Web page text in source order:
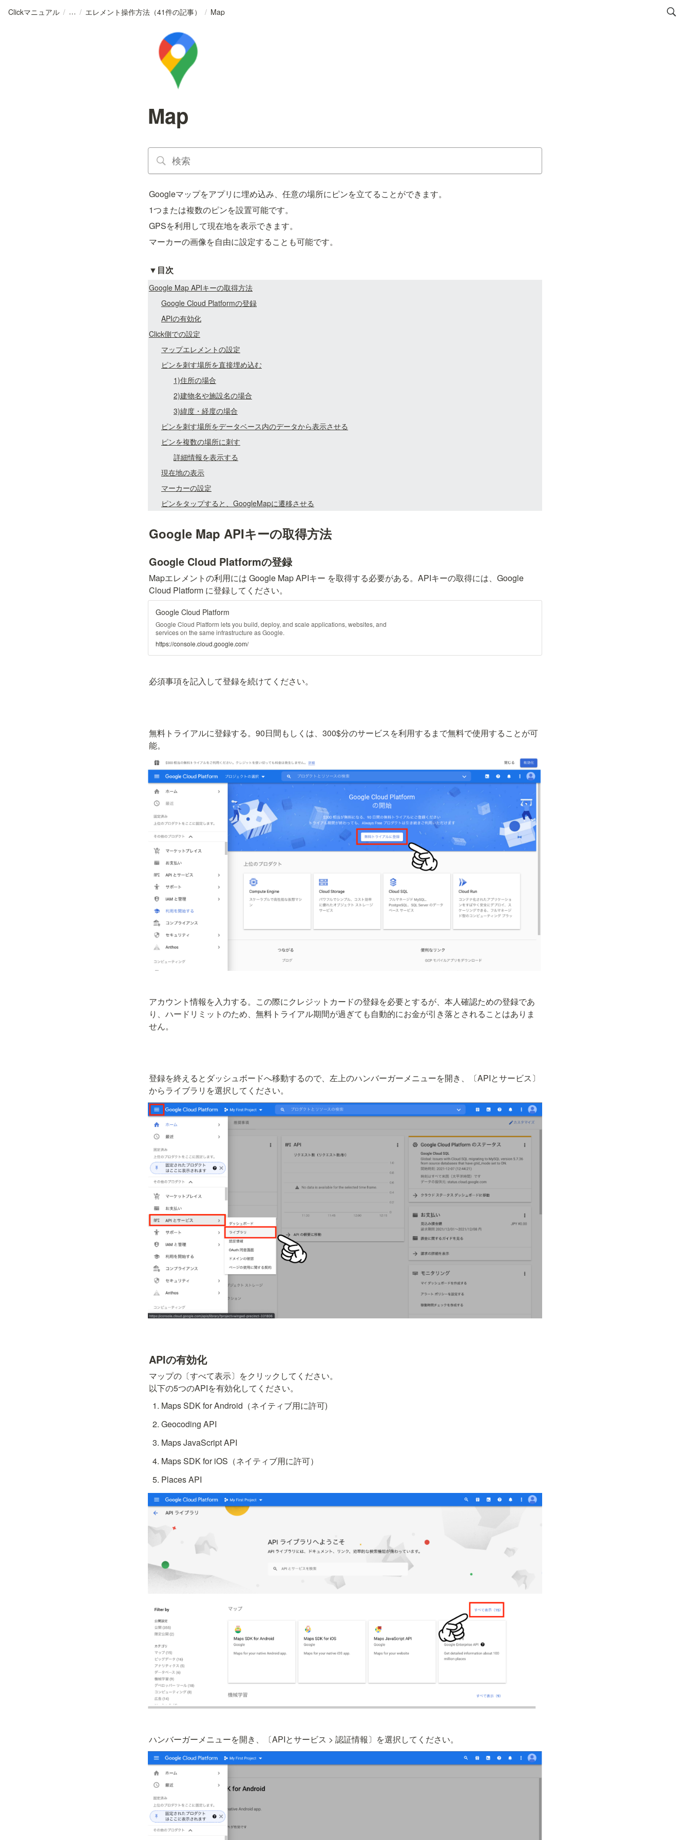
Clickマニュアル / / エレメント操作方法（41件の記事） / Map
Map
Googleマップをアプリに埋め込み、任意の場所にピンを立てることができます。
1つまたは複数のピンを設置可能です。
GPSを利用して現在地を表示できます。
マーカーの画像を自由に設定することも可能です。
▼ 目次
Google Map APIキーの取得方法
Google Cloud Platformの登録
APIの有効化
Click側での設定
マップエレメントの設定
ピンを刺す場所を直接埋め込む
1)住所の場合
2)建物名や施設名の場合
3)緯度・経度の場合
ピンを刺す場所をデータベース内のデータから表示させる
ピンを複数の場所に刺す
詳細情報を表示する
現在地の表示
マーカーの設定
ピンをタップすると、GoogleMapに遷移させる
Google Map APIキーの取得方法
Google Cloud Platformの登録
Mapエレメントの利用には Google Map APIキー を取得する必要がある。APIキーの取得には、Google
Cloud Platform に登録してください。
Google Cloud Platform
Google Cloud Platform lets you build, deploy, and scale applications, websites, and
services on the same infrastructure as Google.
https://console.cloud.google.com/
必須事項を記入して登録を続けてください。
無料トライアルに登録する。90日間もしくは、300$分のサービスを利用するまで無料で使用することが可
能。
アカウント情報を入力する。この際にクレジットカードの登録を必要とするが、本人確認ための登録であ
り、ハードリミットのため、無料トライアル期間が過ぎても自動的にお金が引き落とされることはありま
せん。
登録を終えるとダッシュボードへ移動するので、左上のハンバーガーメニューを開き、〔APIとサービス〕
からライブラリを選択してください。
APIの有効化
マップの〔すべて表示〕をクリックしてください。
以下の5つのAPIを有効化してください。
Maps SDK for Android（ネイティブ用に許可)
Geocoding API
Maps JavaScript API
Maps SDK for iOS（ネイティブ用に許可）
Places API
ハンバーガーメニューを開き、〔APIとサービス > 認証情報〕を選択してください。